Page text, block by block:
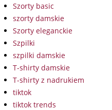
Szorty basic
szorty damskie
Szorty eleganckie
Szpilki
szpilki damskie
T-shirty damskie
T-shirty z nadrukiem
tiktok
tiktok trends